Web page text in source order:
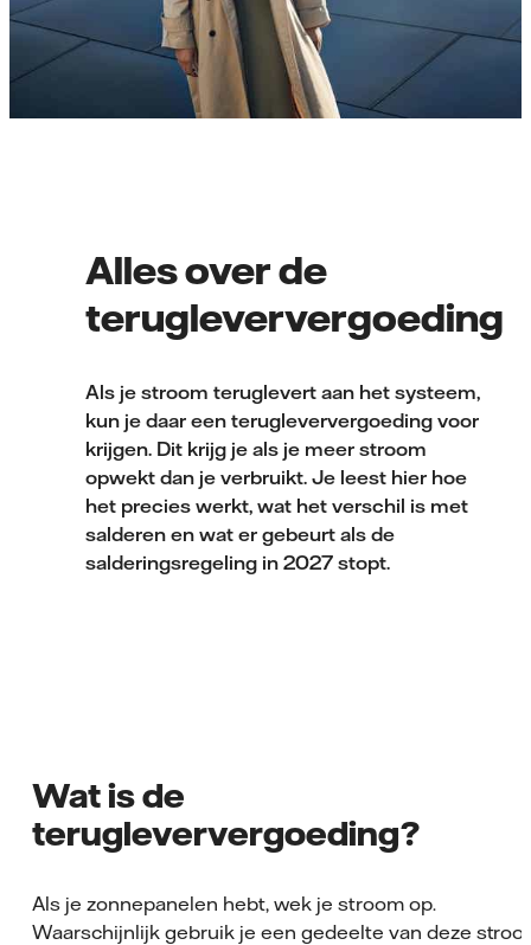
Alles over de
terugleververgoeding
Als je stroom teruglevert aan het systeem,
kun je daar een terugleververgoeding voor
krijgen. Dit krijg je als je meer stroom
opwekt dan je verbruikt. Je leest hier hoe
het precies werkt, wat het verschil is met
salderen en wat er gebeurt als de
salderingsregeling in 2027 stopt.
Wat is de
terugleververgoeding?
Als je zonnepanelen hebt, wek je stroom op.
Waarschijnlijk gebruik je een gedeelte van deze